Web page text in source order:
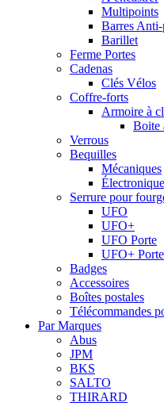
Multipoints
Barres
Barillet
Ferme Portes
Cadenas
Clés Vélos
Coffre-forts
Armoire à
Boite
Verrous
Bequilles
Mécaniques
Serrure pour
UFO
UFO+
UFO Porte
UFO+ Porte
Badges
Accessoires
Boîtes postales
Télécommandes
Par Marques
Abus
JPM
BKS
SALTO
THIRARD